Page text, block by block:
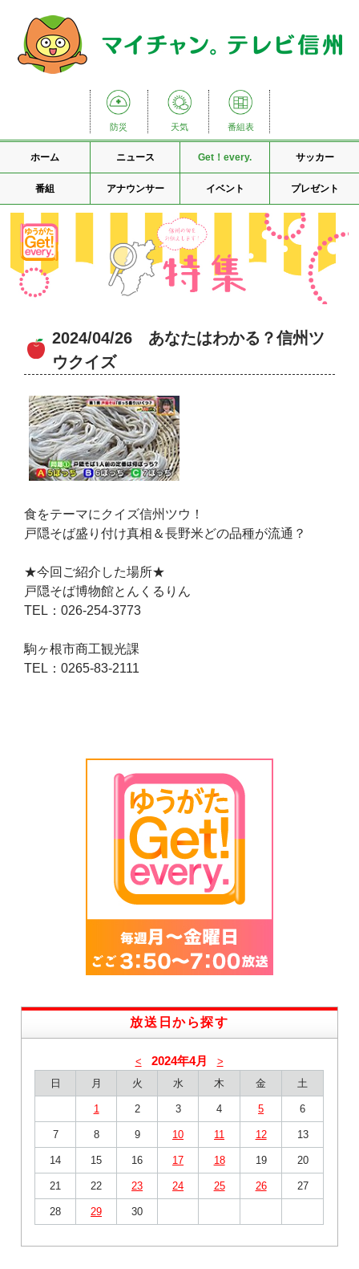
防災 天気 番組表
ホーム ニュース Get！every. サッカー
番組 アナウンサー イベント プレゼント
2024/04/26 あなたはわかる？信州ツ
ウクイズ
食をテーマにクイズ信州ツウ！
戸隠そば盛り付け真相＆長野米どの品種が流通？
★今回ご紹介した場所★
戸隠そば博物館とんくるりん
TEL：026-254-3773
駒ヶ根市商工観光課
TEL：0265-83-2111
放送日から探す
< 2024年4月
>
日
月 火 水 木 金 土
1 2 3 4 5 6
7 8 9 10 11 12 13
14 15 16 17 18 19 20
21 22 23 24 25 26 27
28 29 30